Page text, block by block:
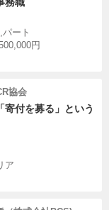
ート
円
協会
寄付を募る」という
ア